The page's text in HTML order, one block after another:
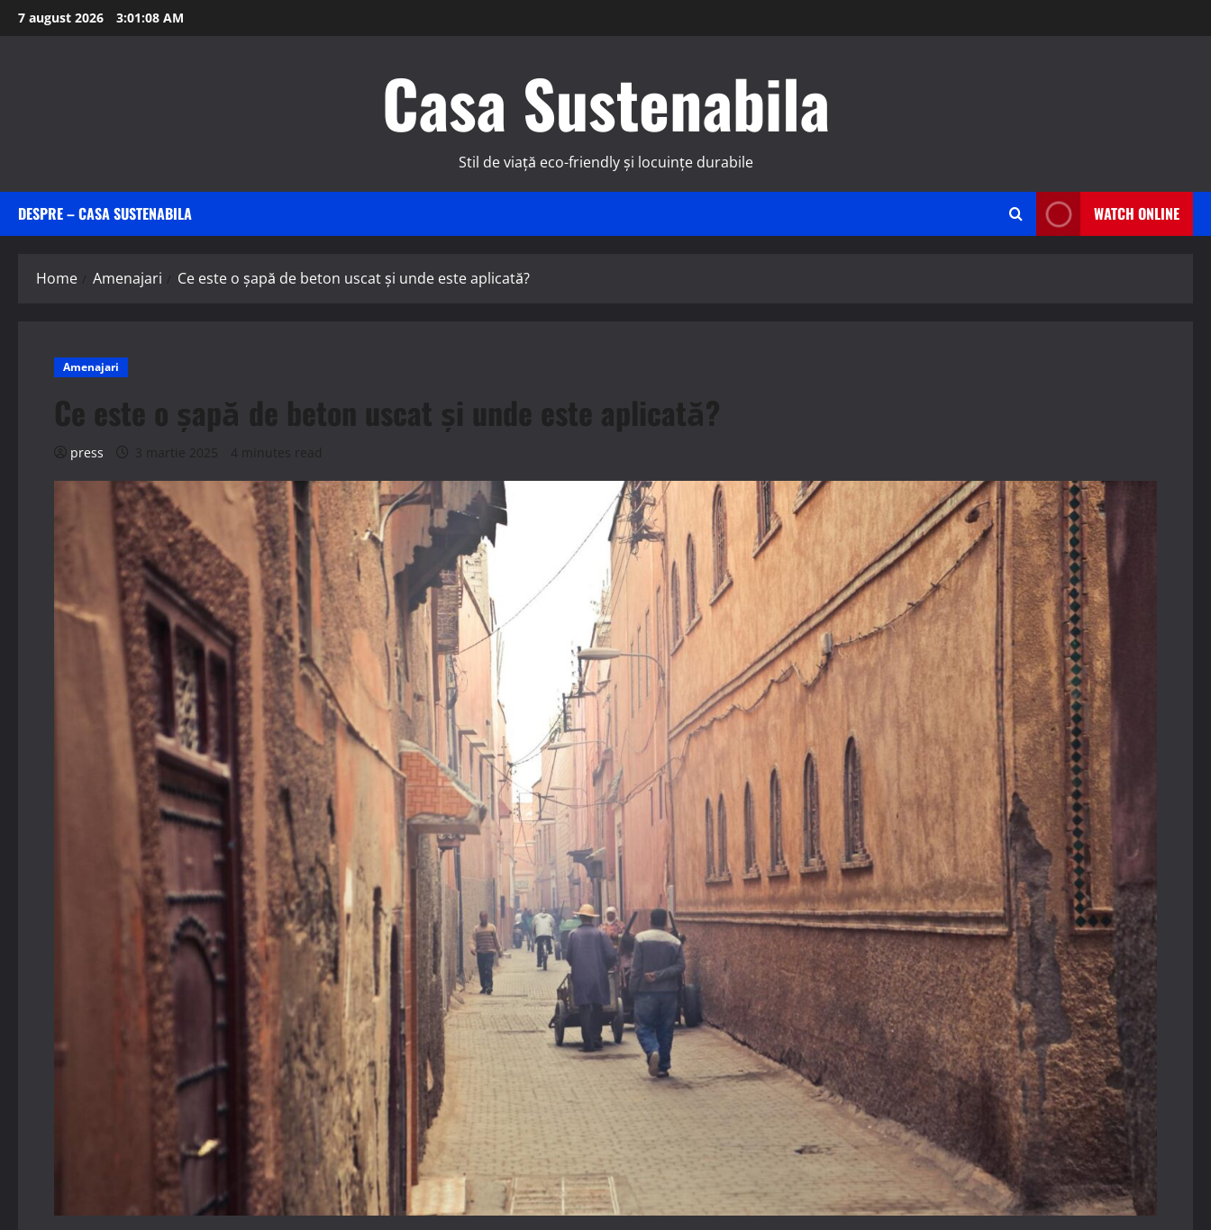
Skip
to
7 august 2026 3:01:10 AM
Casa Sustenabila
Stil de viață eco-friendly și locuințe durabile
DESPRE – CASA SUSTENABILA WATCH ONLINE
Home Amenajari Ce este o șapă de beton uscat și unde este aplicată?
Amenajari
Ce este o șapă de beton uscat și unde este aplicată?
press 3 martie 2025 4 minutes read